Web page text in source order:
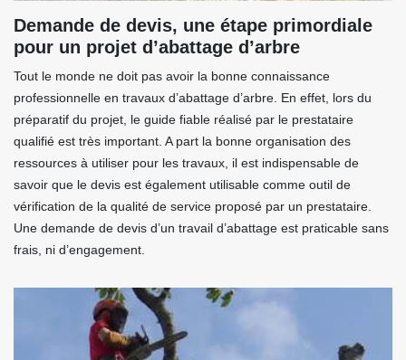
Demande de devis, une étape primordiale
pour un projet d’abattage d’arbre
Tout le monde ne doit pas avoir la bonne connaissance
professionnelle en travaux d’abattage d’arbre. En effet, lors du
préparatif du projet, le guide fiable réalisé par le prestataire
qualifié est très important. A part la bonne organisation des
ressources à utiliser pour les travaux, il est indispensable de
savoir que le devis est également utilisable comme outil de
vérification de la qualité de service proposé par un prestataire.
Une demande de devis d’un travail d’abattage est praticable sans
frais, ni d’engagement.